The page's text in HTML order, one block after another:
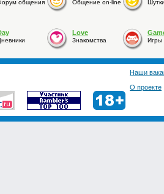
общения Общение on-line
Love
Знакомства Игры
Наши
О проекте